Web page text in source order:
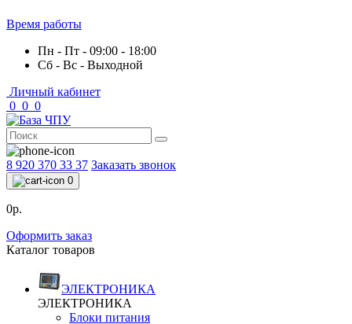
Время работы
Пн - Пт - 09:00 - 18:00
Сб - Вс - Выходной
Личный кабинет
0 0 0
8 920 370 33 37 Заказать звонок
0
0р.
Оформить заказ
Каталог товаров
ЭЛЕКТРОНИКА
ЭЛЕКТРОНИКА
Блоки питания